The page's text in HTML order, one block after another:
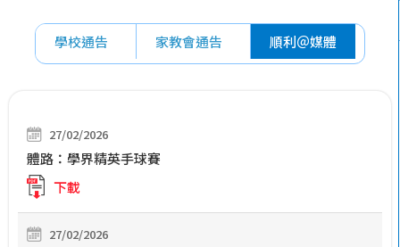
學校通告 家教會通告 順利＠媒體
27/02/2026
體路：學界精英手球賽
下載
27/02/2026